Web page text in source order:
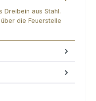
Dreibein aus Stahl.
die Feuerstelle